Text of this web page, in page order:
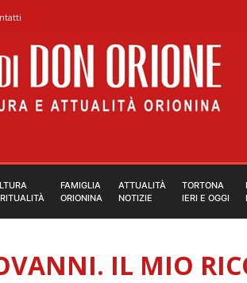
FAMIGLIA
ORIONINA
ATTUALITÀ
NOTIZIE
TORTONA
IERI E OGGI
IL MIO